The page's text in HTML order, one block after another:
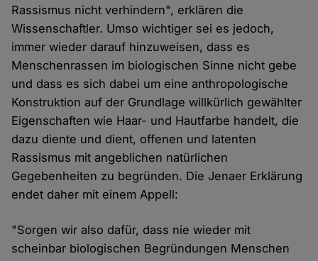
Rassismus nicht verhindern", erklären die
Wissenschaftler. Umso wichtiger sei es jedoch,
immer wieder darauf hinzuweisen, dass es
Menschenrassen im biologischen Sinne nicht gebe
und dass es sich dabei um eine anthropologische
Konstruktion auf der Grundlage willkürlich gewählter
Eigenschaften wie Haar- und Hautfarbe handelt, die
dazu diente und dient, offenen und latenten
Rassismus mit angeblichen natürlichen
Gegebenheiten zu begründen. Die Jenaer Erklärung
endet daher mit einem Appell:
"Sorgen wir also dafür, dass nie wieder mit
scheinbar biologischen Begründungen Menschen